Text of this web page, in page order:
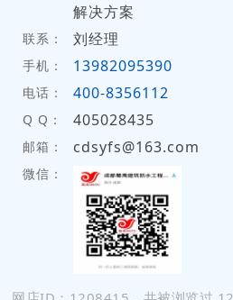
解决方案
联系： 刘经理
手机： 13982095390
电话： 400-8356112
Q Q： 405028435
邮箱： cdsyfs@163.com
微信：